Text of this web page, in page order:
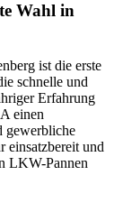
Wahl in
ist die erste
schnelle und
Erfahrung
einen
gewerbliche
einsatzbereit und
LKW-Pannen